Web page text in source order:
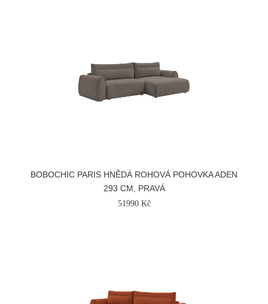
BOBOCHIC PARIS HNĚDÁ ROHOVÁ POHOVKA ADEN
293 CM, PRAVÁ
51990 Kč